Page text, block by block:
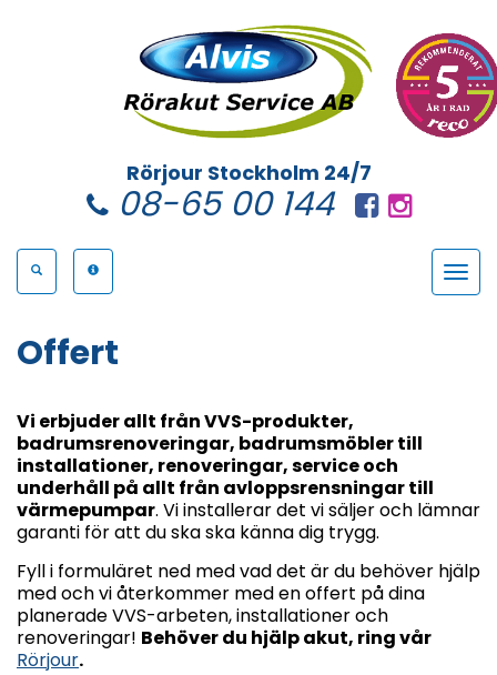
Rörjour Stockholm 24/7
08-65 00 144
Toggle
Offert
Vi erbjuder allt från VVS-produkter,
badrumsrenoveringar, badrumsmöbler till
installationer, renoveringar, service och
underhåll på allt från avloppsrensningar till
värmepumpar. Vi installerar det vi säljer och lämnar
garanti för att du ska ska känna dig trygg.
Fyll i formuläret ned med vad det är du behöver hjälp
med och vi återkommer med en offert på dina
planerade VVS-arbeten, installationer och
renoveringar! Behöver du hjälp akut, ring vår
Rörjour.